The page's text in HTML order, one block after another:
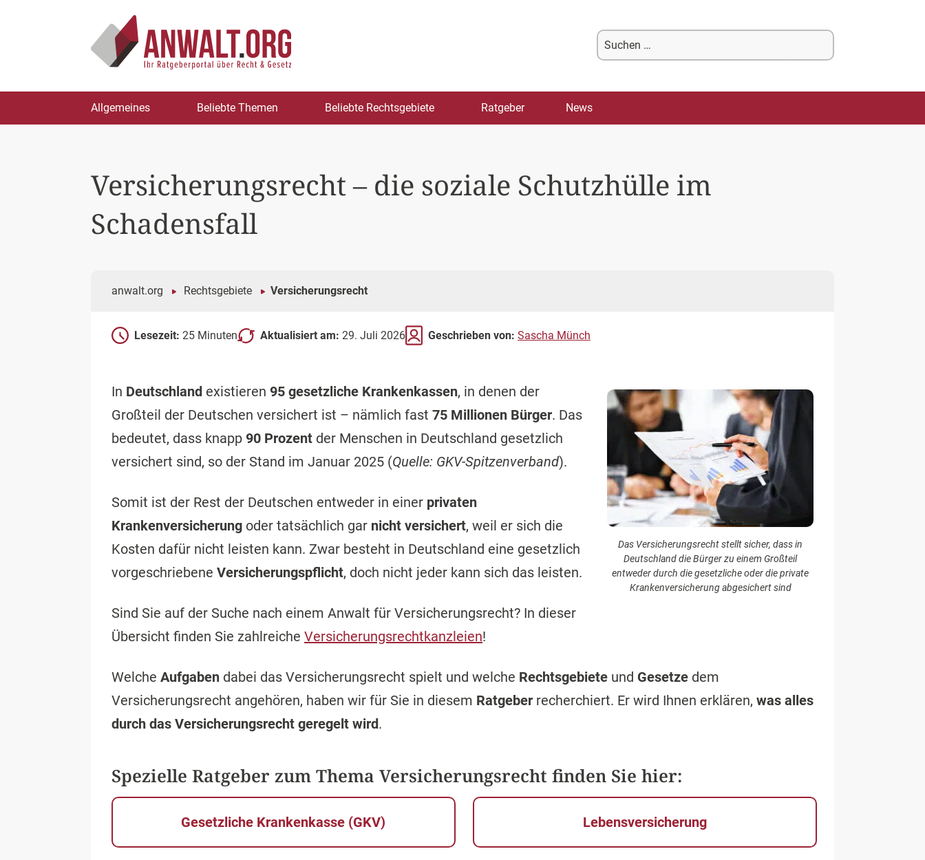
Suchen
nach:
springen
Allgemeines Beliebte Themen Beliebte Rechtsgebiete Ratgeber News
Versicherungsrecht – die soziale Schutzhülle im
Schadensfall
anwalt.org Rechtsgebiete Versicherungsrecht
Lesezeit: 25 Minuten Aktualisiert am: 29. Juli 2026 Geschrieben von: Sascha Münch
Das Versicherungsrecht stellt sicher, dass in
Deutschland die Bürger zu einem Großteil
entweder durch die gesetzliche oder die private
Krankenversicherung abgesichert sind
In Deutschland existieren 95 gesetzliche Krankenkassen, in denen der
Großteil der Deutschen versichert ist – nämlich fast 75 Millionen Bürger. Das
bedeutet, dass knapp 90 Prozent der Menschen in Deutschland gesetzlich
versichert sind, so der Stand im Januar 2025 (Quelle: GKV-Spitzenverband).
Somit ist der Rest der Deutschen entweder in einer privaten
Krankenversicherung oder tatsächlich gar nicht versichert, weil er sich die
Kosten dafür nicht leisten kann. Zwar besteht in Deutschland eine gesetzlich
vorgeschriebene Versicherungspflicht, doch nicht jeder kann sich das leisten.
Sind Sie auf der Suche nach einem Anwalt für Versicherungsrecht? In dieser
Übersicht finden Sie zahlreiche Versicherungsrechtkanzleien!
Welche Aufgaben dabei das Versicherungsrecht spielt und welche Rechtsgebiete und Gesetze dem
Versicherungsrecht angehören, haben wir für Sie in diesem Ratgeber recherchiert. Er wird Ihnen erklären, was alles
durch das Versicherungsrecht geregelt wird.
Spezielle Ratgeber zum Thema Versicherungsrecht finden Sie hier:
Gesetzliche Krankenkasse (GKV) Lebensversicherung